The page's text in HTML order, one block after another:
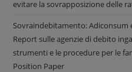
evitare la sovrapposizione delle
Sovraindebitamento: Adiconsum
Report sulle agenzie di debito
strumenti e le procedure per le
Position Paper